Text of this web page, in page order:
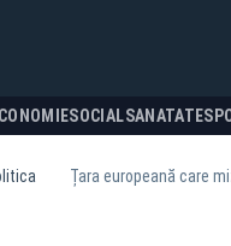
SOCIALSANATATE
Țara europeană care